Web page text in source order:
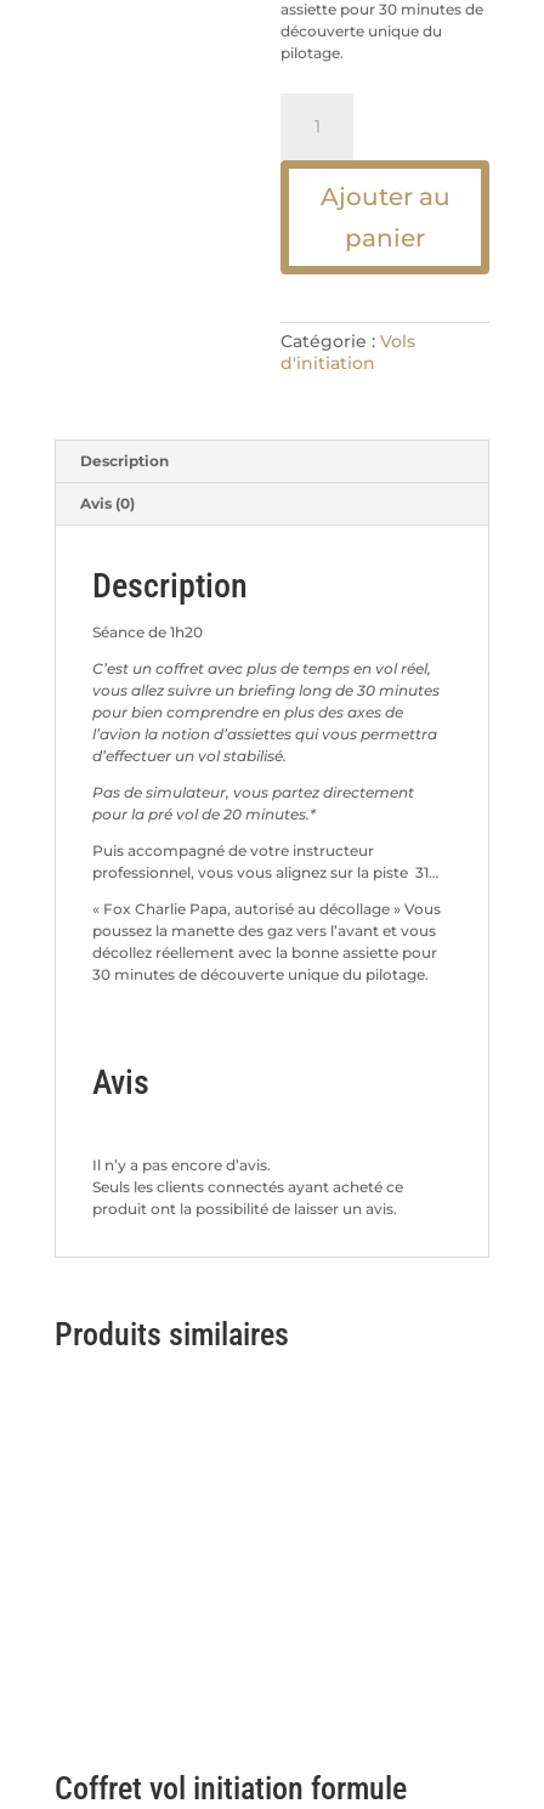
assiette pour 30 minutes de
découverte unique du
pilotage.
vol
initiation
formule
+
Ajouter au
panier
Catégorie :Vols
d'initiation
Description
Avis (0)
Description
Séance de 1h20
C’est un coffret avec plus de temps en vol réel,
vous allez suivre un briefing long de 30 minutes
pour bien comprendre en plus des axes de
l’avion la notion d’assiettes qui vous permettra
d’effectuer un vol stabilisé.
Pas de simulateur, vous partez directement
pour la pré vol de 20 minutes.*
Puis accompagné de votre instructeur
professionnel, vous vous alignez sur la piste 31…
« Fox Charlie Papa, autorisé au décollage » Vous
poussez la manette des gaz vers l’avant et vous
décollez réellement avec la bonne assiette pour
30 minutes de découverte unique du pilotage.
Avis
Il n’y a pas encore d’avis.
Seuls les clients connectés ayant acheté ce
produit ont la possibilité de laisser un avis.
Produits similaires
Coffret vol initiation formule